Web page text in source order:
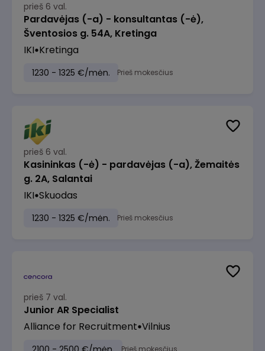
prieš 6 val.
Pardavėjas (-a) - konsultantas (-ė),
Šventosios g. 54A, Kretinga
IKI Kretinga
1230 - 1325 €/mėn. Prieš mokesčius
prieš 6 val.
Kasininkas (-ė) - pardavėjas (-a), Žemaitės
g. 2A, Salantai
IKI Skuodas
1230 - 1325 €/mėn. Prieš mokesčius
prieš 7 val.
Junior AR Specialist
Alliance for Recruitment Vilnius
Prieš mokesčius